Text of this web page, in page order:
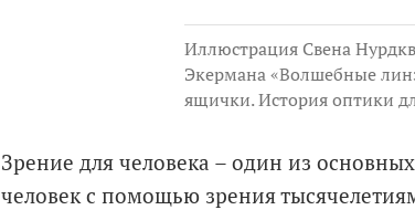
Иллюстрация Свена
Экермана «Волшебные
ящички. История оптики
Зрение для человека – один из
человек с помощью зрения